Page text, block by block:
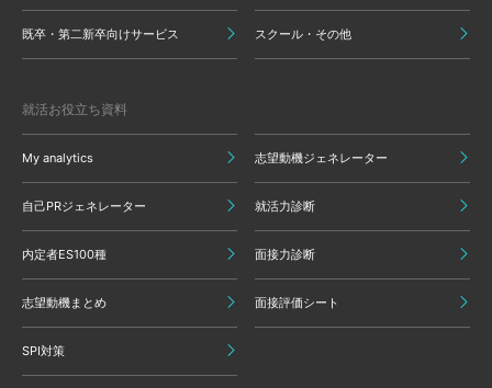
既卒・第二新卒向けサービス スクール・その他
就活お役立ち資料
My analytics 志望動機ジェネレーター
自己PRジェネレーター 就活力診断
内定者ES100種 面接力診断
志望動機まとめ 面接評価シート
SPI対策